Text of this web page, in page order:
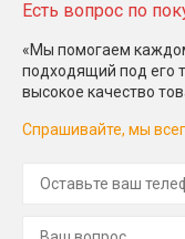
Есть вопрос по
«Мы помогаем
подходящий под его
высокое качество
Спрашивайте, мы